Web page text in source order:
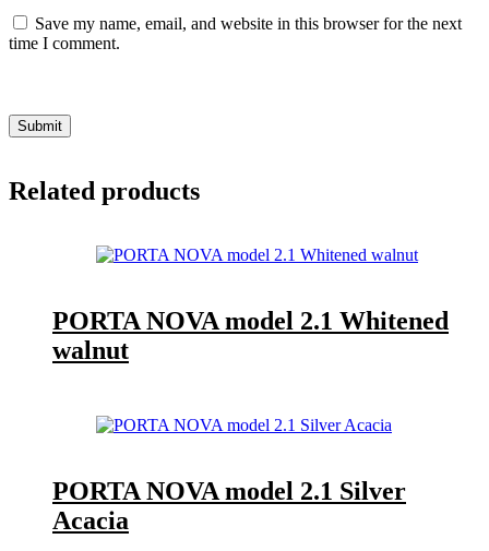
Save my name, email, and website in this browser for the next
time I comment.
Submit
Related products
PORTA NOVA model 2.1 Whitened
walnut
PORTA NOVA model 2.1 Silver
Acacia